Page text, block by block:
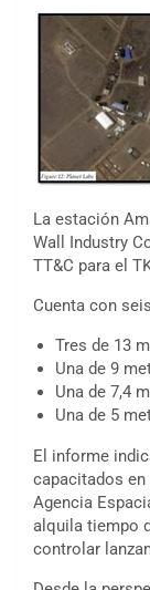
La estación
Wall Industry
TT&C para el
Cuenta con
Tres de 13
Una de 9
Una de 7,4
Una de 5
El informe
capacitados en
Agencia
alquila tiempo
controlar